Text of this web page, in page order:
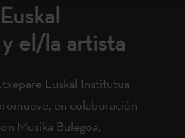
el/la artista
Euskal Institutua
en colaboración
Musika Bulegoa,